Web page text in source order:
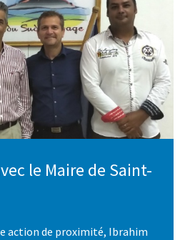
le Maire de Saint-
action de proximité, Ibrahim